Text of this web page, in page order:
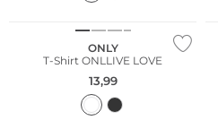
ONLY
T-Shirt ONLLIVE LOVE
13,99